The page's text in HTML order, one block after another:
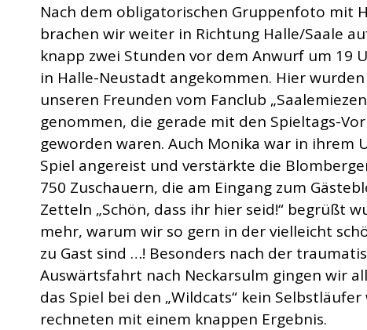
Nach dem obligatorischen Gruppenfoto mit
brachen wir weiter in Richtung Halle/Saale
knapp zwei Stunden vor dem Anwurf um 19
in Halle-Neustadt angekommen. Hier
unseren Freunden vom Fanclub
genommen, die gerade mit den Spieltags-
geworden waren. Auch Monika war in ihrem
Spiel angereist und verstärkte die
750 Zuschauern, die am Eingang zum
Zetteln „Schön, dass ihr hier seid!“ begrüßt
mehr, warum wir so gern in der vielleicht
zu Gast sind …! Besonders nach der
Auswärtsfahrt nach Neckarsulm gingen wir
das Spiel bei den „Wildcats“ kein
rechneten mit einem knappen Ergebnis.